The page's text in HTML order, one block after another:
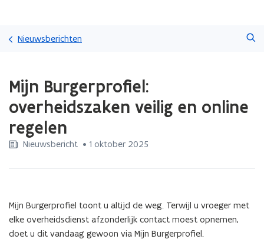
gaan
Nieuwsberichten
met
laden.
zich
op:
online
regelen
Mijn Burgerprofiel:
overheidszaken veilig en online
regelen
Nieuwsbericht • 1 oktober 2025
Mijn Burgerprofiel toont u altijd de weg. Terwijl u vroeger met
elke overheidsdienst afzonderlijk contact moest opnemen,
doet u dit vandaag gewoon via Mijn Burgerprofiel.